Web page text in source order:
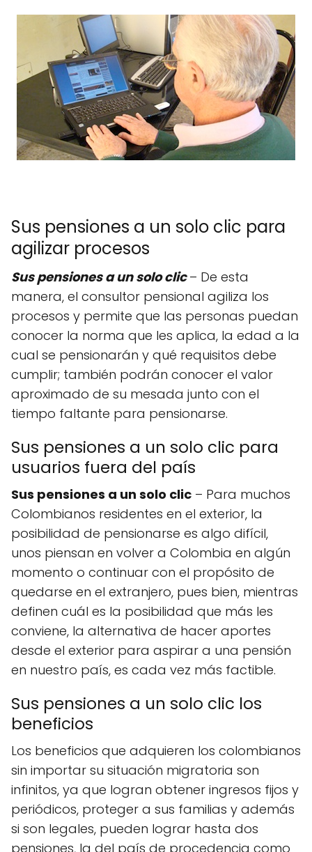
Sus pensiones a un solo clic para
agilizar procesos
Sus pensiones a un solo clic – De esta
manera, el consultor pensional agiliza los
procesos y permite que las personas puedan
conocer la norma que les aplica, la edad a la
cual se pensionarán y qué requisitos debe
cumplir; también podrán conocer el valor
aproximado de su mesada junto con el
tiempo faltante para pensionarse.
Sus pensiones a un solo clic para
usuarios fuera del país
Sus pensiones a un solo clic – Para muchos
Colombianos residentes en el exterior, la
posibilidad de pensionarse es algo difícil,
unos piensan en volver a Colombia en algún
momento o continuar con el propósito de
quedarse en el extranjero, pues bien, mientras
definen cuál es la posibilidad que más les
conviene, la alternativa de hacer aportes
desde el exterior para aspirar a una pensión
en nuestro país, es cada vez más factible.
Sus pensiones a un solo clic los
beneficios
Los beneficios que adquieren los colombianos
sin importar su situación migratoria son
infinitos, ya que logran obtener ingresos fijos y
periódicos, proteger a sus familias y además
si son legales, pueden lograr hasta dos
pensiones, la del país de procedencia como